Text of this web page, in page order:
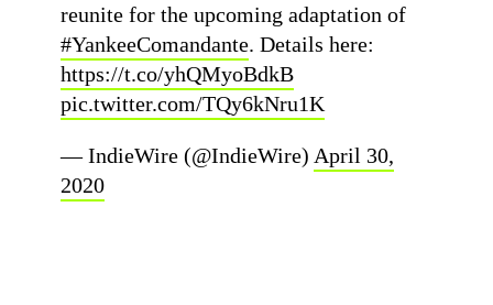
reunite for the upcoming adaptation of
#YankeeComandante. Details here:
https://t.co/yhQMyoBdkB
pic.twitter.com/TQy6kNru1K
— IndieWire (@IndieWire) April 30,
2020